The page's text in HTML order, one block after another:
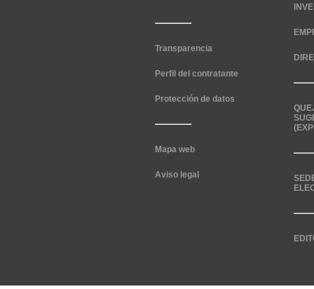
Transparencia
Perfil del contratante
Protección de datos
Mapa web
Aviso legal